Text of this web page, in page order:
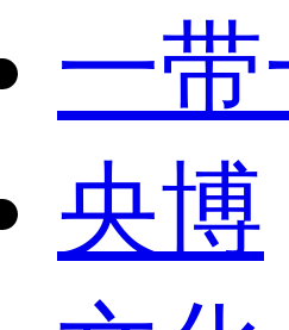
一
央博